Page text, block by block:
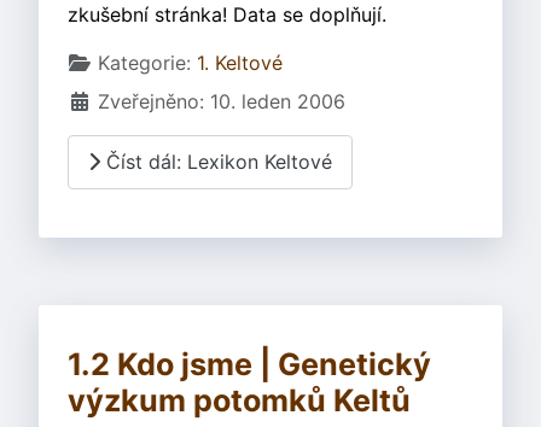
zkušební stránka! Data se doplňují.
Základní údaje
Kategorie: 1. Keltové
Zveřejněno: 10. leden 2006
Číst dál: Lexikon Keltové
1.2 Kdo jsme | Genetický
výzkum potomků Keltů